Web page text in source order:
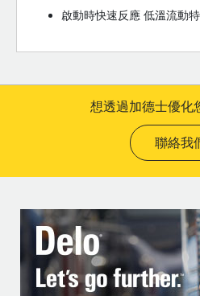
啟動時快速反應 低溫流動
想透過加德士優化
聯絡我